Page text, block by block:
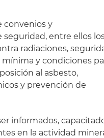
convenios y
entre ellos
radiaciones,
y condiciones
al asbesto,
y prevención de
informados,
en la actividad